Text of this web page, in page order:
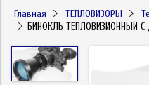
Главная ТЕПЛОВИЗОРЫ
БИНОКЛЬ ТЕПЛОВИЗИОННЫЙ